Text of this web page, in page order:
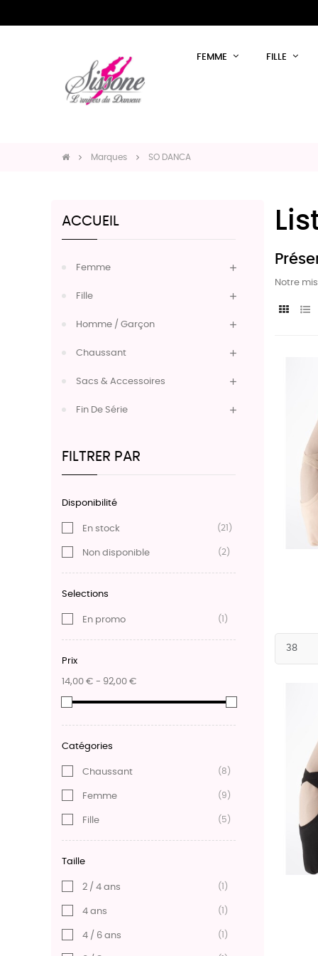
FEMME FILLE
Marques SO DANCA
ACCUEIL
Femme
Fille
Homme / Garçon
Chaussant
Sacs & Accessoires
Fin De Série
FILTRER PAR
Disponibilité
En stock (21)
Non disponible (2)
Selections
En promo (1)
Prix
14,00 € - 92,00 €
Catégories
Chaussant (8)
Femme (9)
Fille (5)
Taille
2 / 4 ans (1)
4 ans (1)
4 / 6 ans (1)
Notre